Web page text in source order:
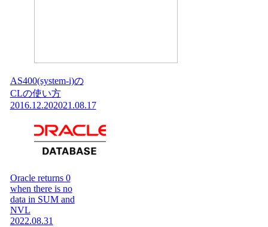
AS400(system-i)の
CLの使い方
2016.12.202021.08.17
Oracle returns 0
when there is no
data in SUM and
NVL
2022.08.31